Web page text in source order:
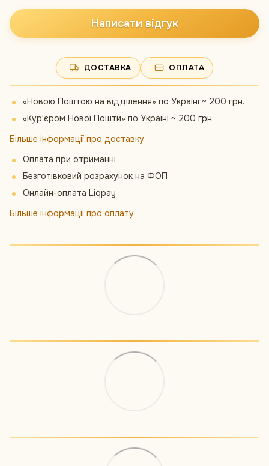
Написати відгук
ДОСТАВКА ОПЛАТА
«Новою Поштою на відділення» по Україні ~ 200 грн.
«Кур'єром Нової Пошти» по Україні ~ 200 грн.
Більше інформації про доставку
Оплата при отриманні
Безготівковий розрахунок на ФОП
Онлайн-оплата Liqpay
Більше інформації про оплату